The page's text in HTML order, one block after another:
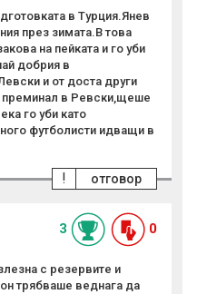
в Турция.Янев
през зимата.В това
на пейката и го уби
добрия в
и от доста други
в Ревски,щеше
го уби като
футболисти идващи в
отговор
!
3 0
с резервите и
трябваше веднага да